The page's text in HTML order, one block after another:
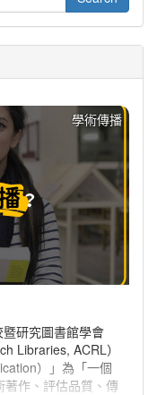
學術傳播
研究圖書館學會
Libraries, ACRL）
）」為「一個
作、評估品質、傳